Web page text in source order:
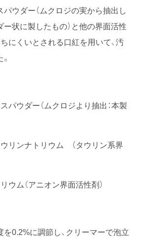
ウダー（ムクロジの実から抽出し
状に製したもの）と他の界面活性
にくいとされる口紅を用いて、汚
パウダー（ムクロジより抽出：本製
ウリンナトリウム （タウリン系界
ウム（アニオン界面活性剤）
を0.2%に調節し、クリーマーで泡立